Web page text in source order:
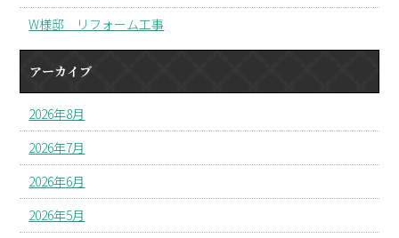
W様邸 リフォーム工事
アーカイブ
2026年8月
2026年7月
2026年6月
2026年5月